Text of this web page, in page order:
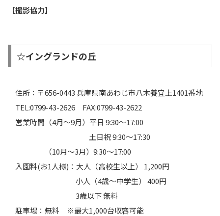
【撮影協力】
☆イングランドの丘
住所：〒656-0443 兵庫県南あわじ市八木養宜上1401番地
TEL:0799-43-2626 FAX:0799-43-2622
営業時間（4月～9月）平日 9:30～17:00
土日祝 9:30～17:30
（10月～3月）9:30～17:00
入園料(お1人様)：大人（高校生以上） 1,200円
小人（4歳～中学生） 400円
3歳以下 無料
駐車場：無料 ※最大1,000台収容可能